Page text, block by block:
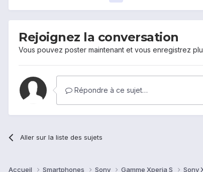
Rejoignez la conversation
Vous pouvez poster maintenant et vous enregistrez
Répondre à ce sujet…
Aller sur la liste des sujets
Accueil Smartphones Sony Gamme Xperia S Sony